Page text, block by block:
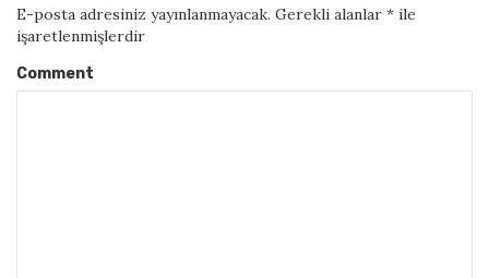
E-posta adresiniz yayınlanmayacak. Gerekli alanlar * ile
işaretlenmişlerdir
Comment